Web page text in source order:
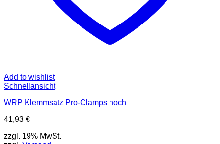
Add to wishlist
Schnellansicht
WRP Klemmsatz Pro-Clamps hoch
41,93 €
zzgl. 19% MwSt.